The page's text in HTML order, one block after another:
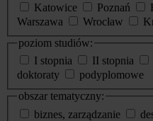
Katowice
Poznań
Warszawa
Wrocław
poziom studiów:
I stopnia
II stopnia
doktoraty
podyplomowe
obszar tematyczny:
biznes, zarządzanie